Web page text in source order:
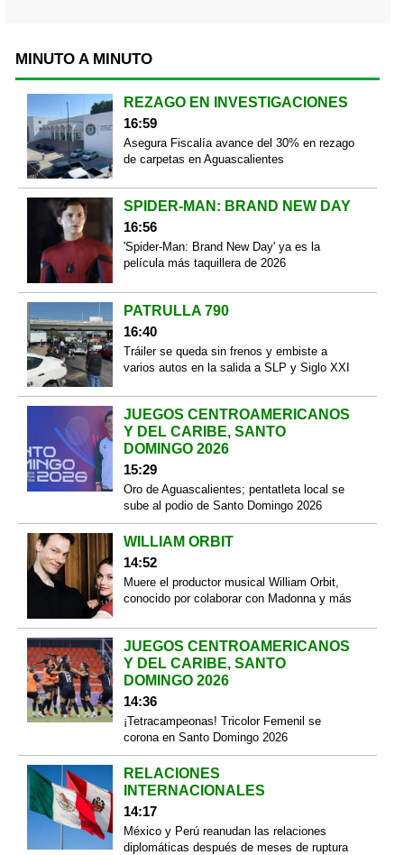
MINUTO A MINUTO
REZAGO EN INVESTIGACIONES
16:59
Asegura Fiscalía avance del 30% en rezago
de carpetas en Aguascalientes
SPIDER-MAN: BRAND NEW DAY
16:56
'Spider-Man: Brand New Day' ya es la
película más taquillera de 2026
PATRULLA 790
16:40
Tráiler se queda sin frenos y embiste a
varios autos en la salida a SLP y Siglo XXI
JUEGOS CENTROAMERICANOS
Y DEL CARIBE, SANTO
DOMINGO 2026
15:29
Oro de Aguascalientes; pentatleta local se
sube al podio de Santo Domingo 2026
WILLIAM ORBIT
14:52
Muere el productor musical William Orbit,
conocido por colaborar con Madonna y más
JUEGOS CENTROAMERICANOS
Y DEL CARIBE, SANTO
DOMINGO 2026
14:36
¡Tetracampeonas! Tricolor Femenil se
corona en Santo Domingo 2026
RELACIONES
INTERNACIONALES
14:17
México y Perú reanudan las relaciones
diplomáticas después de meses de ruptura